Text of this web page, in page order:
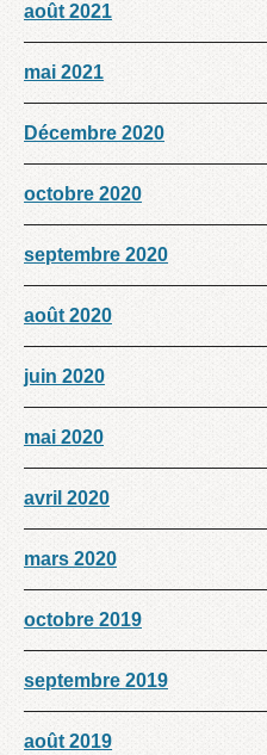
août 2021
mai 2021
Décembre 2020
octobre 2020
septembre 2020
août 2020
juin 2020
mai 2020
avril 2020
mars 2020
octobre 2019
septembre 2019
août 2019